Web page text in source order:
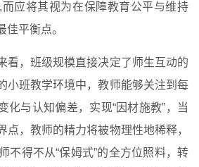
而应将其视为在保障教育公平与维持
佳平衡点。
看，班级规模直接决定了师生互动的
小班教学环境中，教师能够关注到每
化与认知偏差，实现“因材施教”，当
点，教师的精力将被物理性地稀释，
不得不从“保姆式”的全方位照料，转